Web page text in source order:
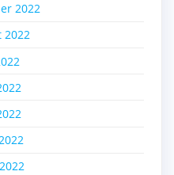
2022
2022